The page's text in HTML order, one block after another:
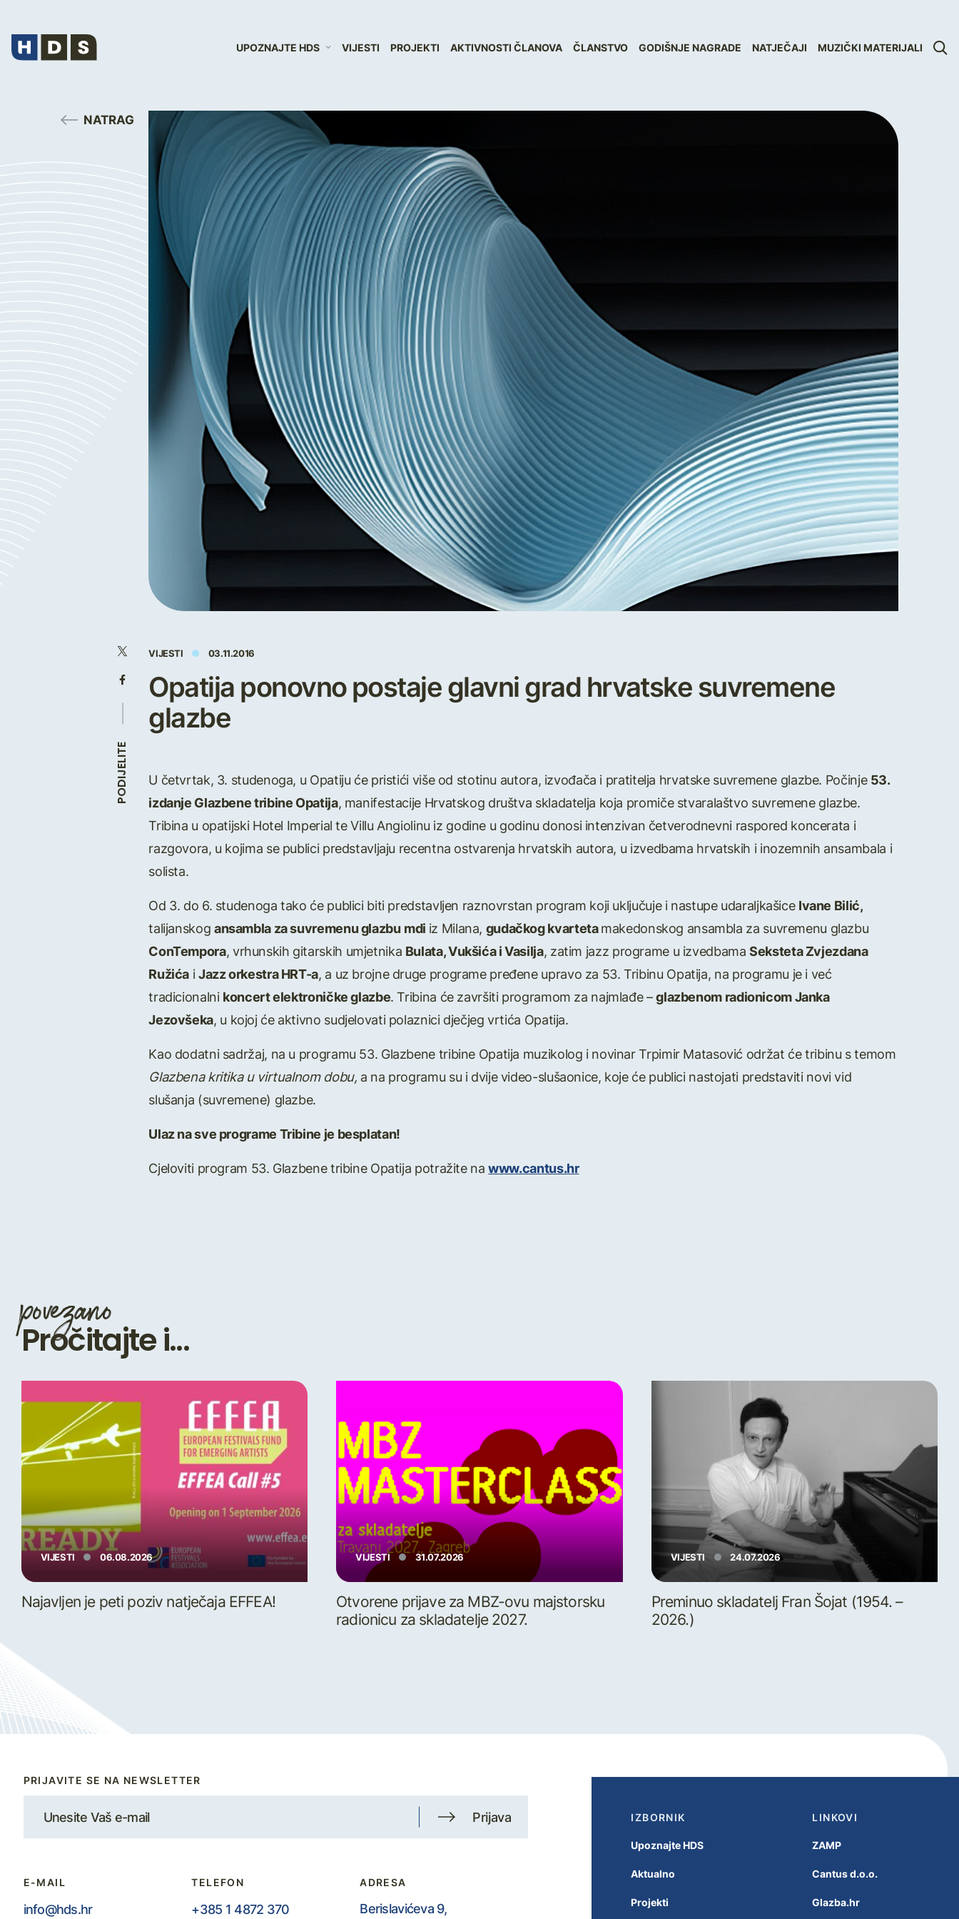
UPOZNAJTE HDS VIJESTI PROJEKTI AKTIVNOSTI ČLANOVA ČLANSTVO GODIŠNJE NAGRADE NATJEČAJI MUZIČKI MATERIJALI
NATRAG
PODIJELITE
VIJESTI 03.11.2016
Opatija ponovno postaje glavni grad hrvatske suvremene
glazbe
U četvrtak, 3. studenoga, u Opatiju će pristići više od stotinu autora, izvođača i pratitelja hrvatske suvremene glazbe. Počinje53.
izdanje Glazbene tribine Opatija, manifestacije Hrvatskog društva skladatelja koja promiče stvaralaštvo suvremene glazbe.
Tribina u opatijski Hotel Imperial te Villu Angiolinu iz godine u godinu donosi intenzivan četverodnevni raspored koncerata i
razgovora, u kojima se publici predstavljaju recentna ostvarenja hrvatskih autora, u izvedbama hrvatskih i inozemnih ansambala i
solista.
Od 3. do 6. studenoga tako će publici biti predstavljen raznovrstan program koji uključuje i nastupe udaraljkašiceIvane Bilić,
talijanskogansambla za suvremenu glazbu mdi iz Milana, gudačkog kvartetamakedonskog ansambla za suvremenu glazbu
ConTempora, vrhunskih gitarskih umjetnika Bulata, Vukšića i Vasilja, zatim jazz programe u izvedbamaSeksteta Zvjezdana
Ružića iJazz orkestra HRT-a, a uz brojne druge programe pređene upravo za 53. Tribinu Opatija, na programu je i već
tradicionalnikoncert elektroničke glazbe. Tribina će završiti programom za najmlađe –glazbenom radionicom Janka
Jezovšeka, u kojoj će aktivno sudjelovati polaznici dječjeg vrtića Opatija.
Kao dodatni sadržaj, na u programu 53. Glazbene tribine Opatija muzikolog i novinar Trpimir Matasović održat će tribinu s temom
Glazbena kritika u virtualnom dobu, a na programu su i dvije video-slušaonice, koje će publici nastojati predstaviti novi vid
slušanja (suvremene) glazbe.
Ulaz na sve programe Tribine je besplatan!
Cjeloviti program 53. Glazbene tribine Opatija potražite nawww.cantus.hr
povezano
Pročitajte i...
VIJESTI 06.08.2026
Najavljen je peti poziv natječaja EFFEA!
VIJESTI 31.07.2026
Otvorene prijave za MBZ-ovu majstorsku
radionicu za skladatelje 2027.
VIJESTI 24.07.2026
Preminuo skladatelj Fran Šojat (1954. –
2026.)
PRIJAVITE SE NA NEWSLETTER
Prijava
E-MAIL
info@hds.hr
TELEFON
+385 1 4872 370
ADRESA
Berislavićeva 9,
IZBORNIK
Upoznajte HDS
Aktualno
Projekti
LINKOVI
ZAMP
Cantus d.o.o.
Glazba.hr